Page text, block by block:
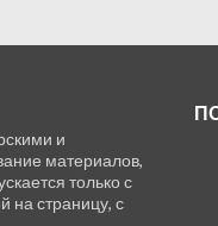
и
материалов,
только с
на страницу, с